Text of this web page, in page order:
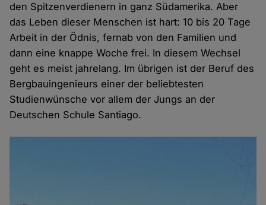
den Spitzenverdienern in ganz Südamerika. Aber
das Leben dieser Menschen ist hart: 10 bis 20 Tage
Arbeit in der Ödnis, fernab von den Familien und
dann eine knappe Woche frei. In diesem Wechsel
geht es meist jahrelang. Im übrigen ist der Beruf des
Bergbauingenieurs einer der beliebtesten
Studienwünsche vor allem der Jungs an der
Deutschen Schule Santiago.